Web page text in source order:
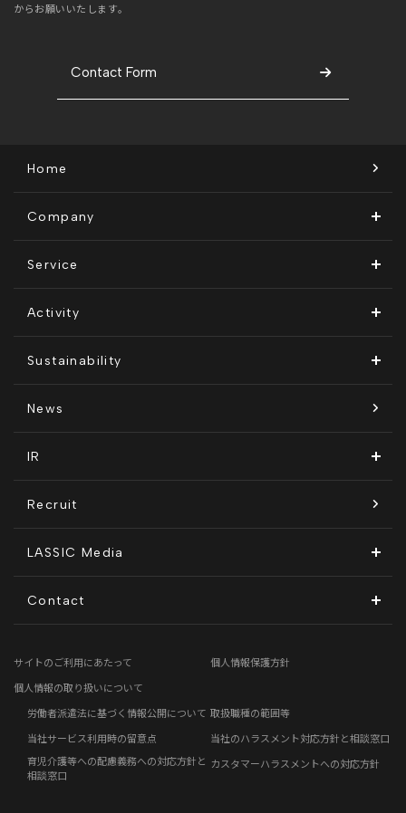
からお願いいたします。
Contact Form
Home
Company
ビジョン・ミッション
会社概要
沿革
Service
Remogu（リモグ）・リラシク
Remoguフリーランス
Activity
メディア運営
テレリモ総研
Sustainability
SDGsに対する取り組み
コンプライアンス推進体制
News
IR
開示情報
コーポレート・ガバナンス
免責事項
Recruit
LASSIC Media
地方創生コラム
お客さまの声
社員の声
事例紹介
Contact
サイトのご利用にあたって
個人情報保護方針
個人情報の取り扱いについて
労働者派遣法に基づく情報公開について 取扱職種の範囲等
当社サービス利用時の留意点
当社のハラスメント対応方針と相談窓口
育児介護等への配慮義務への対応方針と
相談窓口
カスタマーハラスメントへの対応方針